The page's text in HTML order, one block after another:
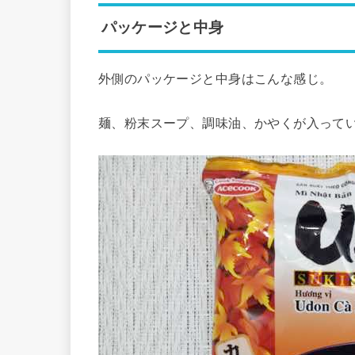
パッケージと中身
外側のパッケージと中身はこんな感じ。
麺、粉末スープ、調味油、かやくが入って